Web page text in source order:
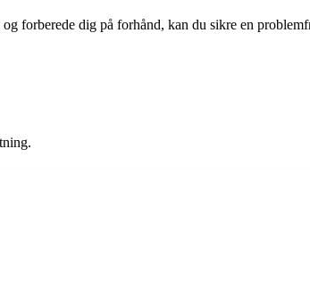
forberede dig på forhånd, kan du sikre en